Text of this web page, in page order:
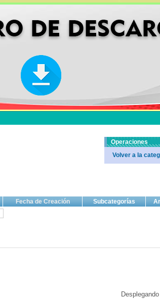
Fecha de Creación Subcategorías
Operaciones
Volver a la